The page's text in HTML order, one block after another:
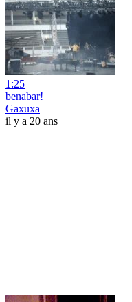
1:25
benabar!
Gaxuxa
il y a 20 ans